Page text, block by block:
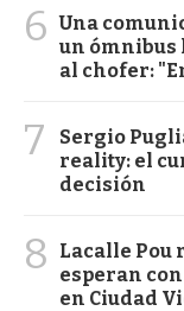
6 Una
un ómnibus
al chofer:
7
Sergio
reality: el
decisión
8
Lacalle Pou
esperan
en Ciudad